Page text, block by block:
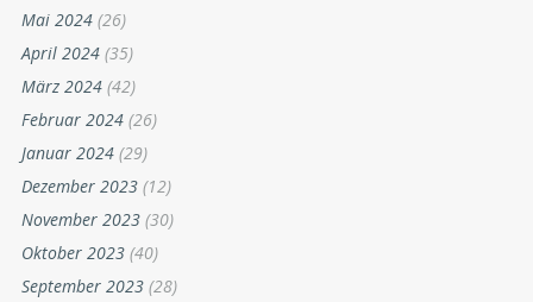
Mai 2024 (26)
April 2024 (35)
März 2024 (42)
Februar 2024 (26)
Januar 2024 (29)
Dezember 2023 (12)
November 2023 (30)
Oktober 2023 (40)
September 2023 (28)